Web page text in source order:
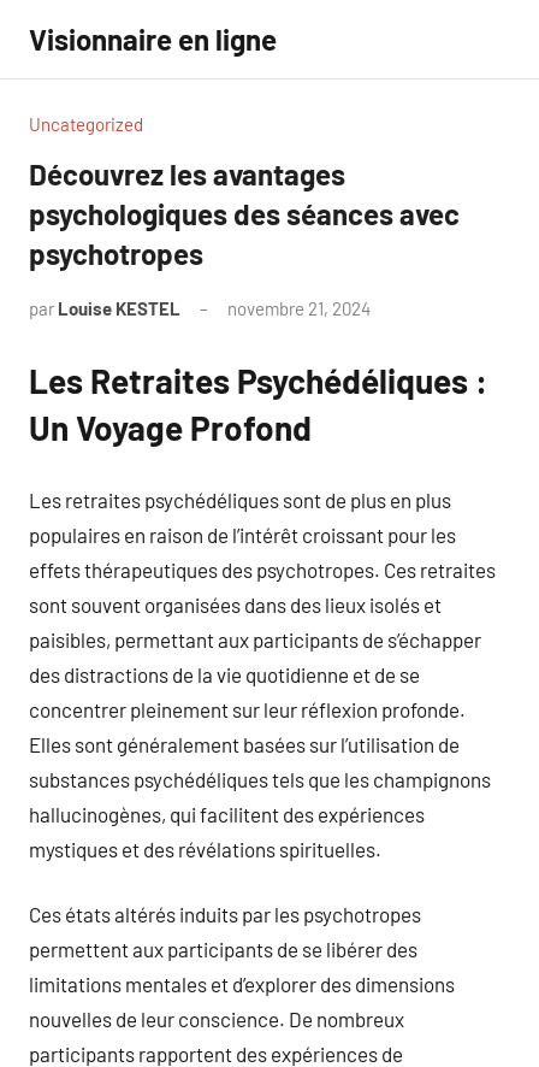
contenu
Visionnaire en ligne
Uncategorized
Découvrez les avantages
psychologiques des séances avec
psychotropes
par Louise KESTEL novembre 21, 2024
Les Retraites Psychédéliques :
Un Voyage Profond
Les retraites psychédéliques sont de plus en plus
populaires en raison de l’intérêt croissant pour les
effets thérapeutiques des psychotropes. Ces retraites
sont souvent organisées dans des lieux isolés et
paisibles, permettant aux participants de s’échapper
des distractions de la vie quotidienne et de se
concentrer pleinement sur leur réflexion profonde.
Elles sont généralement basées sur l’utilisation de
substances psychédéliques tels que les champignons
hallucinogènes, qui facilitent des expériences
mystiques et des révélations spirituelles.
Ces états altérés induits par les psychotropes
permettent aux participants de se libérer des
limitations mentales et d’explorer des dimensions
nouvelles de leur conscience. De nombreux
participants rapportent des expériences de